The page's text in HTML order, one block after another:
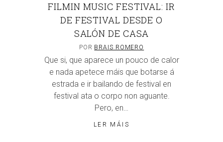
FILMIN MUSIC FESTIVAL: IR
DE FESTIVAL DESDE O
SALÓN DE CASA
POR BRAIS ROMERO
Que si, que aparece un pouco de calor
e nada apetece máis que botarse á
estrada e ir bailando de festival en
festival ata o corpo non aguante.
Pero, en…
LER MÁIS